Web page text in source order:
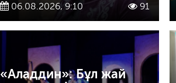
06.08.2026, 9:10 91
«Аладдин»: Бұл жай